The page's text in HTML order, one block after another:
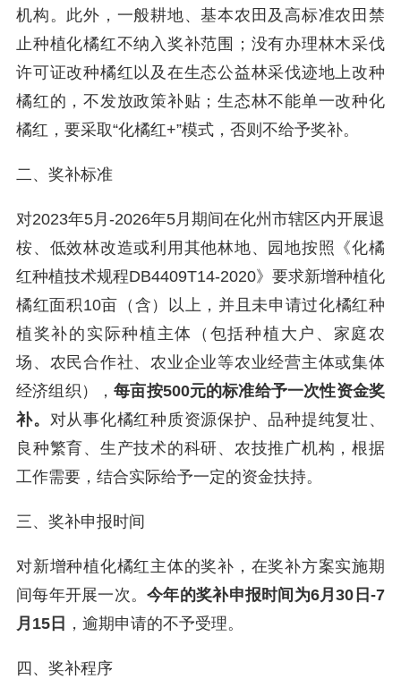
机构。此外，一般耕地、基本农田及高标准农田禁
止种植化橘红不纳入奖补范围；没有办理林木采伐
许可证改种橘红以及在生态公益林采伐迹地上改种
橘红的，不发放政策补贴；生态林不能单一改种化
橘红，要采取“化橘红+”模式，否则不给予奖补。
二、奖补标准
对2023年5月-2026年5月期间在化州市辖区内开展退
桉、低效林改造或利用其他林地、园地按照《化橘
红种植技术规程DB4409T14-2020》要求新增种植化
橘红面积10亩（含）以上，并且未申请过化橘红种
植奖补的实际种植主体（包括种植大户、家庭农
场、农民合作社、农业企业等农业经营主体或集体
经济组织），每亩按500元的标准给予一次性资金奖
补。 对从事化橘红种质资源保护、品种提纯复壮、
良种繁育、生产技术的科研、农技推广机构，根据
工作需要，结合实际给予一定的资金扶持。
三、奖补申报时间
对新增种植化橘红主体的奖补，在奖补方案实施期
间每年开展一次。今年的奖补申报时间为6月30日-7
月15日 ，逾期申请的不予受理。
四、奖补程序